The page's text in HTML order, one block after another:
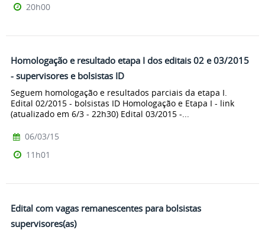
20h00
Homologação e resultado etapa I dos editais 02 e 03/2015
- supervisores e bolsistas ID
Seguem homologação e resultados parciais da etapa I.
Edital 02/2015 - bolsistas ID Homologação e Etapa I - link
(atualizado em 6/3 - 22h30) Edital 03/2015 -...
06/03/15
11h01
Edital com vagas remanescentes para bolsistas
supervisores(as)